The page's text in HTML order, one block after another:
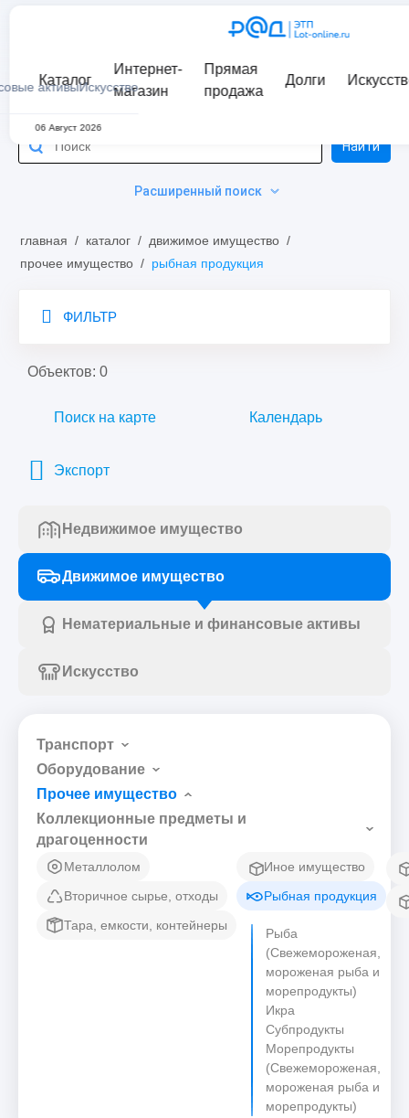
активыИскусство
Каталог
Интернет-
магазин
Прямая
продажа
Долги
06 Август 2026
Расширенный поиск
Найти
главная / каталог / движимое имущество /
прочее имущество / рыбная продукция
ФИЛЬТР
Объектов: 0
Поиск на карте Календарь
Экспорт
Недвижимое имущество
Движимое имущество
Нематериальные и финансовые активы
Искусство
Транспорт
Оборудование
Прочее имущество
Коллекционные предметы и
драгоценности
Металлолом
Вторичное сырье, отходы
Тара, емкости, контейнеры
Иное имущество
Рыбная продукция
Рыба
(Свежемороженая,
мороженая рыба и
морепродукты)
Икра
Субпродукты
Морепродукты
(Свежемороженая,
мороженая рыба и
морепродукты)